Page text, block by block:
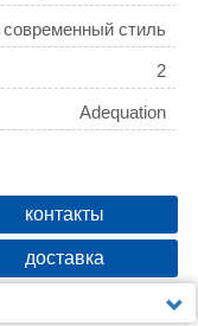
современный стиль
2
Adequation
контакты
доставка